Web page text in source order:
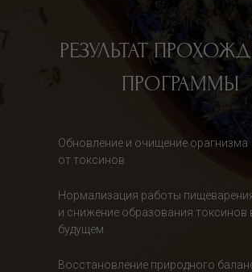
РЕЗУЛЬТАТ
ПРОГРАММЫ
Обновление и очищение орагнизма
от токсинов.
Нормализация работы
и снижение образования токсинов
будущем.
Восстановление природного